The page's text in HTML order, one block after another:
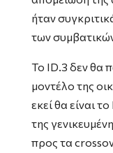
ήταν
των
Το ID.3 δεν θα
μοντέλο της
εκεί θα είναι
της
προς τα